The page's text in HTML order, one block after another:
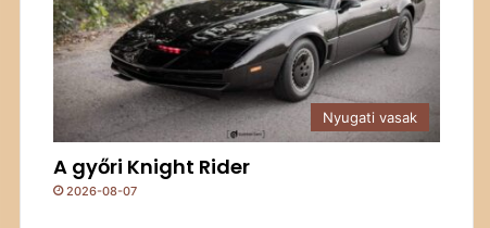
Nyugati vasak
A győri Knight Rider
2026-08-07